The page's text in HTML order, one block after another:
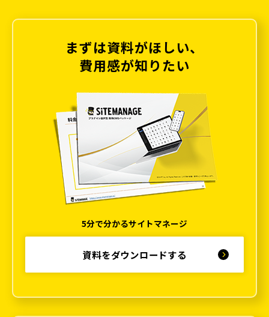
まずは資料がほしい、
費用感が知りたい
5分で分かるサイトマネージ
資料をダウンロードする